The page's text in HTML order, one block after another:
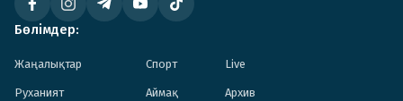
Бөлімдер:
Жаңалықтар Спорт Live
Руханият Аймақ Архив